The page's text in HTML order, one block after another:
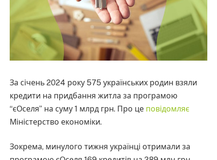
За січень 2024 року 575 українських родин взяли
кредити на придбання житла за програмою
“єОселя” на суму 1 млрд грн. Про це повідомляє
Міністерство економіки.
Зокрема, минулого тижня українці отримали за